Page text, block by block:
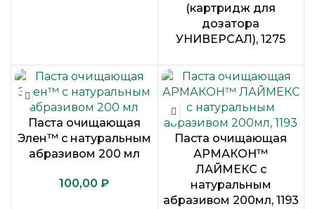
(картридж для
дозатора
УНИВЕРСАЛ), 1275
Паста очищающая
Элен™ с натуральным
абразивом 200 мл
₽
Паста очищающая
АРМАКОН™
ЛАЙМЕКС с
натуральным
абразивом 200мл, 1193